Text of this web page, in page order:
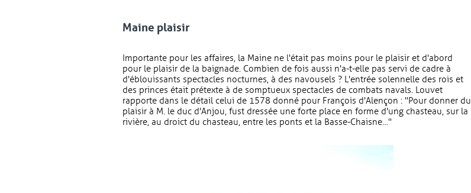
Maine plaisir
Importante pour les affaires, la Maine ne l'était pas moins pour le plaisir et d'abord
pour le plaisir de la baignade. Combien de fois aussi n'a-t-elle pas servi de cadre à
d'éblouissants spectacles nocturnes, à des navousels ? L'entrée solennelle des rois et
des princes était prétexte à de somptueux spectacles de combats navals. Louvet
rapporte dans le détail celui de 1578 donné pour François d'Alençon : "Pour donner du
plaisir à M. le duc d'Anjou, fust dressée une forte place en forme d'ung chasteau, sur la
rivière, au droict du chasteau, entre les ponts et la Basse-Chaisne…"